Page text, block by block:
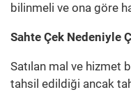
bilinmeli ve ona göre
Sahte Çek Nedeniyle
Satılan mal ve hizmet
tahsil edildiği ancak